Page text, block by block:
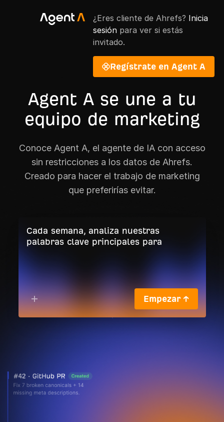
¿Eres cliente de Ahrefs? Inicia
sesión para ver si estás
invitado.
Regístrate en Agent A
Agent A se une a tu
equipo de marketing
Conoce Agent A, el agente de IA con acceso
sin restricciones a los datos de Ahrefs.
Creado para hacer el trabajo de marketing
que preferirías evitar.
Empezar ↑